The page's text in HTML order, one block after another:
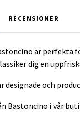
RECENSIONER
är perfekta
dig en
designade och
Bastoncino i vår